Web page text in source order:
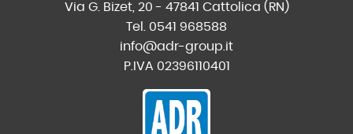
Via G. Bizet, 20 - 47841 Cattolica (RN)
Tel. 0541 968588
info@adr-group.it
P.IVA 02396110401